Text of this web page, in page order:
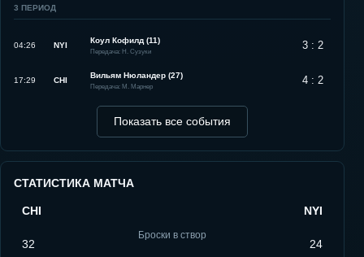
3 ПЕРИОД
04:26 NYI
Коул Кофилд (11)
Передача: Н. Сузуки 3 : 2
17:29 CHI
Вильям Нюландер (27)
Передача: М. Марнер 4 : 2
Показать все события
СТАТИСТИКА МАТЧА
CHI NYI
32
Броски в створ
24